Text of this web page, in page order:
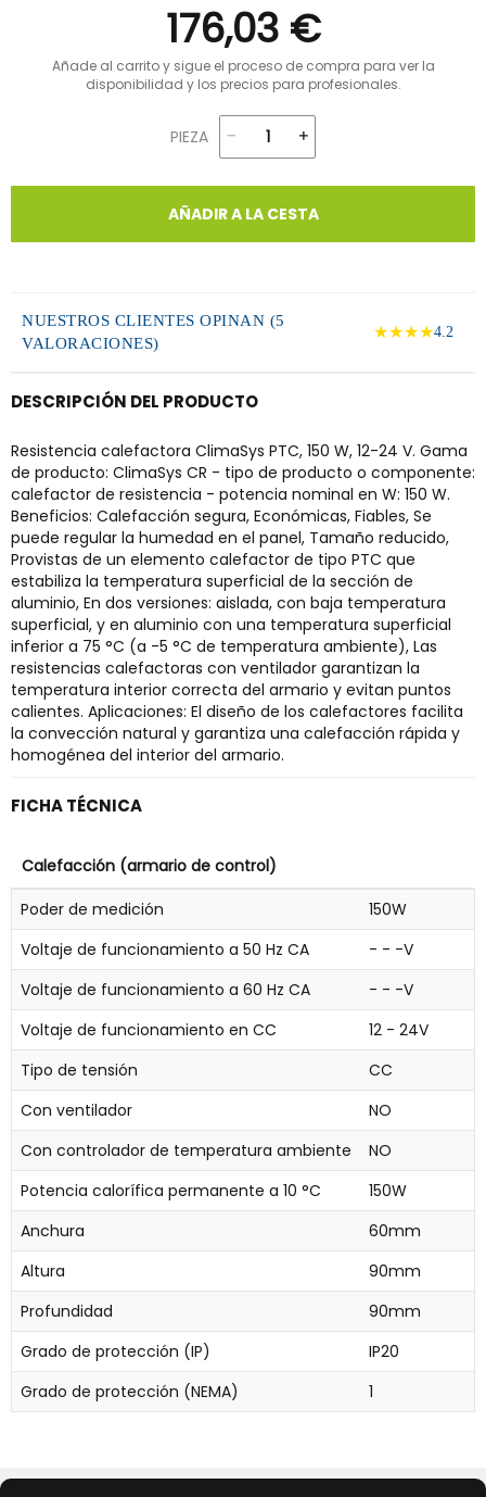
176,03 €
Añade al carrito y sigue el proceso de compra para ver la
disponibilidad y los precios para profesionales.
PIEZA
AÑADIR A LA CESTA
NUESTROS CLIENTES OPINAN (5
VALORACIONES)
★★★★4.2
DESCRIPCIÓN DEL PRODUCTO
Resistencia calefactora ClimaSys PTC, 150 W, 12-24 V. Gama
de producto: ClimaSys CR - tipo de producto o componente:
calefactor de resistencia - potencia nominal en W: 150 W.
Beneficios: Calefacción segura, Económicas, Fiables, Se
puede regular la humedad en el panel, Tamaño reducido,
Provistas de un elemento calefactor de tipo PTC que
estabiliza la temperatura superficial de la sección de
aluminio, En dos versiones: aislada, con baja temperatura
superficial, y en aluminio con una temperatura superficial
inferior a 75 °C (a -5 °C de temperatura ambiente), Las
resistencias calefactoras con ventilador garantizan la
temperatura interior correcta del armario y evitan puntos
calientes. Aplicaciones: El diseño de los calefactores facilita
la convección natural y garantiza una calefacción rápida y
homogénea del interior del armario.
FICHA TÉCNICA
Calefacción (armario de control)
Poder de medición
150W
Voltaje de funcionamiento a 50 Hz CA
- - -V
Voltaje de funcionamiento a 60 Hz CA
- - -V
Voltaje de funcionamiento en CC
12 - 24V
Tipo de tensión
CC
Con ventilador
NO
Con controlador de temperatura ambiente
NO
Potencia calorífica permanente a 10 °C
150W
Anchura
60mm
Altura
90mm
Profundidad
90mm
Grado de protección (IP)
IP20
Grado de protección (NEMA)
1